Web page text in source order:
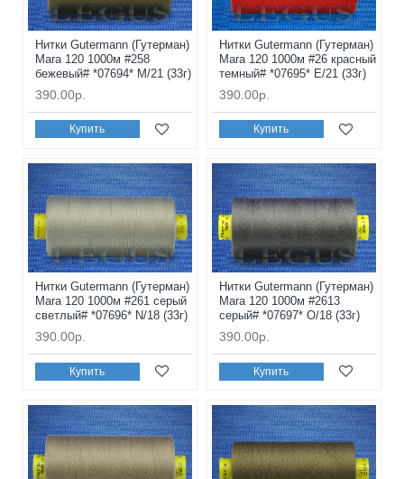
Нитки Gutermann (Гутерман)
Mara 120 1000м #258
бежевый# *07694* M/21 (33г)
390.00р.
Купить
Нитки Gutermann (Гутерман)
Mara 120 1000м #26 красный
темный# *07695* E/21 (33г)
390.00р.
Купить
Нитки Gutermann (Гутерман)
Mara 120 1000м #261 серый
светлый# *07696* N/18 (33г)
390.00р.
Купить
Нитки Gutermann (Гутерман)
Mara 120 1000м #2613
серый# *07697* O/18 (33г)
390.00р.
Купить